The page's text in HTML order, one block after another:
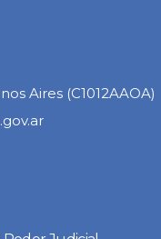
Aires (C1012AAOA)